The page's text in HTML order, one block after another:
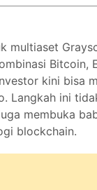
multiaset
Bitcoin,
kini bisa
Langkah ini
membuka
blockchain.